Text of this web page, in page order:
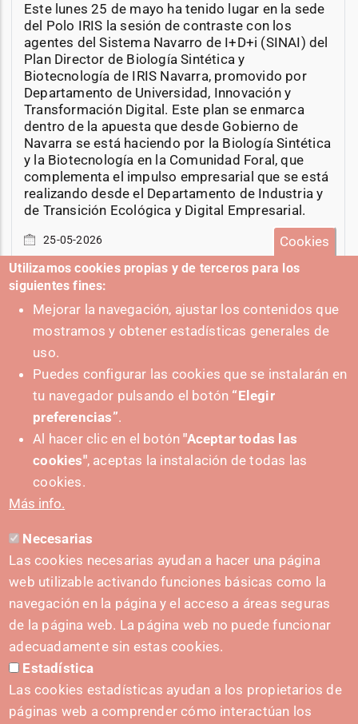
Este lunes 25 de mayo ha tenido lugar en la sede
del Polo IRIS la sesión de contraste con los
agentes del Sistema Navarro de I+D+i (SINAI) del
Plan Director de Biología Sintética y
Biotecnología de IRIS Navarra, promovido por
Departamento de Universidad, Innovación y
Transformación Digital. Este plan se enmarca
dentro de la apuesta que desde Gobierno de
Navarra se está haciendo por la Biología Sintética
y la Biotecnología en la Comunidad Foral, que
complementa el impulso empresarial que se está
realizando desde el Departamento de Industria y
de Transición Ecológica y Digital Empresarial.
25-05-2026
IMPULSA
Cookies
Utilizamos cookies propias y de terceros para los
siguientes fines:
Mejorar la navegación, ajustar los contenidos que
mostramos y obtener estadísticas generales de
uso.
Puedes configurar las cookies que se instalarán en
tu navegador pulsando el botón “Elegir
preferencias”.
Al hacer clic en el botón"Aceptar todas las
cookies", aceptas la instalación de todas las
cookies.
Más info.
Necesarias
Las cookies necesarias ayudan a hacer una página
web utilizable activando funciones básicas como la
navegación en la página y el acceso a áreas seguras
de la página web. La página web no puede funcionar
adecuadamente sin estas cookies.
Estadística
Las cookies estadísticas ayudan a los propietarios de
páginas web a comprender cómo interactúan los